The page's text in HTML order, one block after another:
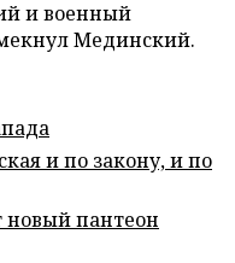
и военный
Мединский.
и по закону, и по
новый пантеон